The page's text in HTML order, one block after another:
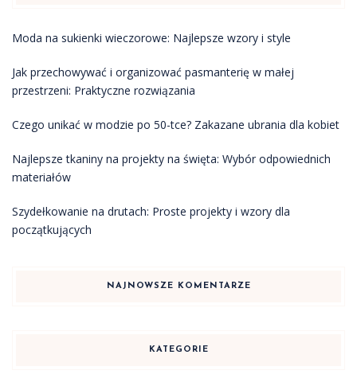
Moda na sukienki wieczorowe: Najlepsze wzory i style
Jak przechowywać i organizować pasmanterię w małej
przestrzeni: Praktyczne rozwiązania
Czego unikać w modzie po 50-tce? Zakazane ubrania dla kobiet
Najlepsze tkaniny na projekty na święta: Wybór odpowiednich
materiałów
Szydełkowanie na drutach: Proste projekty i wzory dla
początkujących
NAJNOWSZE KOMENTARZE
KATEGORIE